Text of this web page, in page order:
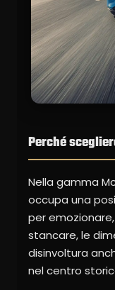
Perché
Nella gamma
occupa una
per
stancare, le
disinvoltura
nel centro